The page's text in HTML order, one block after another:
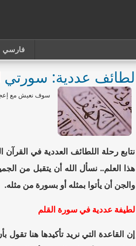
فارسي
لطائف عددية: سورتي
سوف نعيش مع
نتابع رحلة اللطائف العددية في
هذا العلم.. نسأل الله أن يتقبل من
والجن أن يأتوا بمثله أو بسورة من مثله.
لطيفة عددية في سورة القلم
إن القاعدة التي نريد تأكيدها هنا